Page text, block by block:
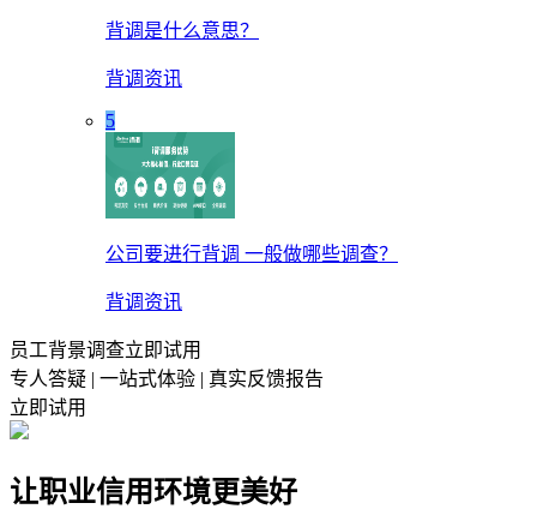
背调是什么意思？
背调资讯
5
公司要进行背调 一般做哪些调查？
背调资讯
员工背景调查立即试用
专人答疑 | 一站式体验 | 真实反馈报告
立即试用
让职业信用环境更美好